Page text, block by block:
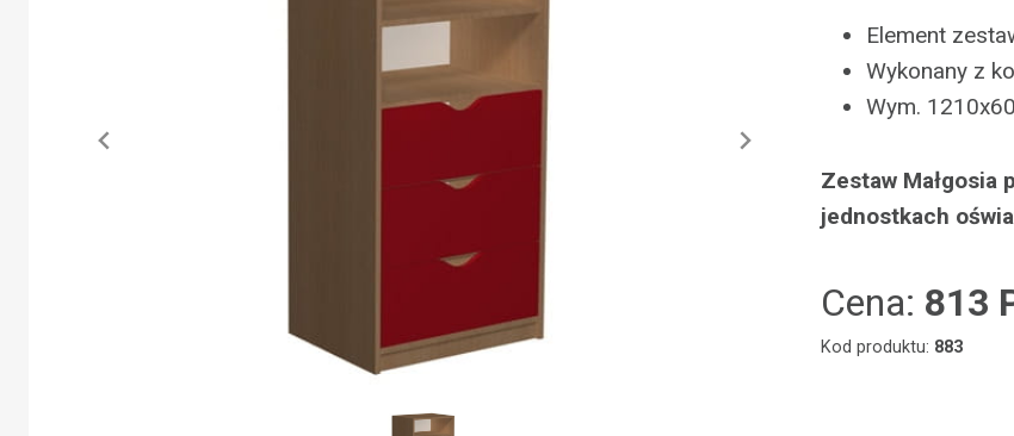
Element
Wykonany z
Wym.
Zestaw
jednostkach
Cena: 813
Kod produktu: 883